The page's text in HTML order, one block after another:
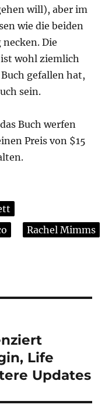
will), aber im
wie die beiden
Die
wohl ziemlich
gefallen hat,
sein.
Buch werfen
Preis von $15
Rachel Mimms
Life
Updates